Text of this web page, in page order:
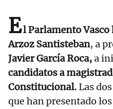
El Parlamento Vasco
Arzoz Santisteban, a
Javier García Roca,a
candidatos a
Constitucional.Las
que han presentado